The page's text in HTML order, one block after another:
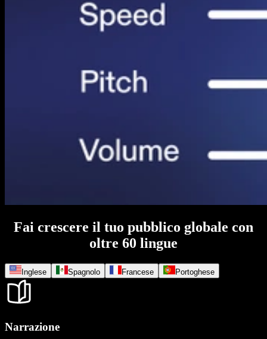
Fai crescere il tuo pubblico globale con
oltre 60 lingue
Inglese Spagnolo Francese Portoghese
Narrazione